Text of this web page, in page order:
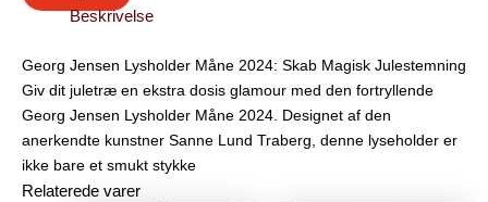
Beskrivelse
Georg Jensen Lysholder Måne 2024: Skab Magisk Julestemning
Giv dit juletræ en ekstra dosis glamour med den fortryllende
Georg Jensen Lysholder Måne 2024. Designet af den
anerkendte kunstner Sanne Lund Traberg, denne lyseholder er
ikke bare et smukt stykke
Relaterede varer